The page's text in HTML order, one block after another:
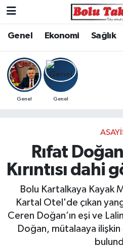
Genel Ekonomi Sağlık
Genel Genel
Rıfat
Kırıntısı
Bolu Kartalkaya Kayak
Kartal Otel'de çıkan
Ceren Doğan’ın eşi ve
Doğan, mütalaaya